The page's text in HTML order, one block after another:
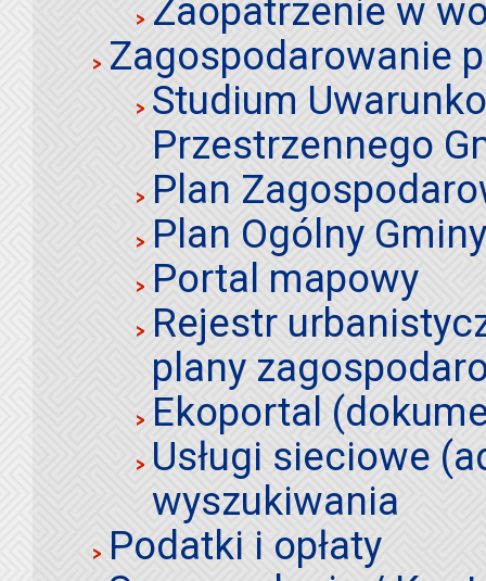
Zaopatrzenie w
Zagospodarowanie
Studium
Przestrzennego
Plan
Plan Ogólny
Portal mapowy
Rejestr
plany
Ekoportal
Usługi sieciowe
wyszukiwania
Podatki i opłaty